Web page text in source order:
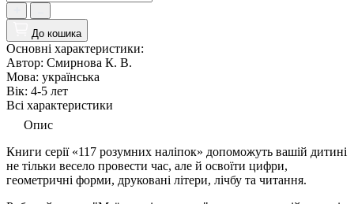
До кошика
Основні характеристики:
Автор: Смирнова К. В.
Мова: українська
Вік: 4-5 лет
Всі характеристики
Опис
Книги серії «117 розумних наліпок» допоможуть вашій дитині
не тільки весело провести час, але й освоїти цифри,
геометричні форми, друковані літери, лічбу та читання.